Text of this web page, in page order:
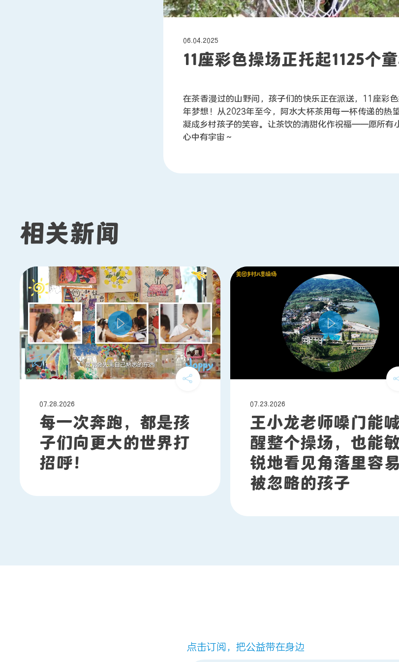
06.04.2025
11座彩色操场正托起1125个
在茶香漫过的山野间，孩子们的快乐正在派送，11座彩
年梦想！从2023年至今，阿水大杯茶用每一杯传递的热
凝成乡村孩子的笑容。让茶饮的清甜化作祝福——愿所有
心中有宇宙～
相关新闻
07.28.2026
每一次奔跑，都是孩
子们向更大的世界打
招呼！
07.23.2026
王小龙老师嗓门能喊
醒整个操场，也能
锐地看见角落里容易
被忽略的孩子
点击订阅，把公益带在身边